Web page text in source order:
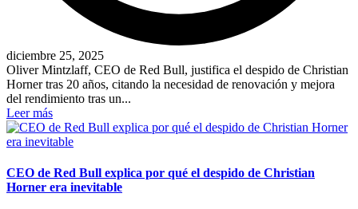
diciembre 25, 2025
Oliver Mintzlaff, CEO de Red Bull, justifica el despido de Christian
Horner tras 20 años, citando la necesidad de renovación y mejora
del rendimiento tras un...
Leer más
CEO de Red Bull explica por qué el despido de Christian
Horner era inevitable